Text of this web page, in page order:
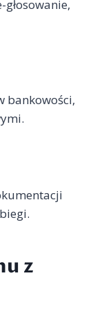
bankowości,
z